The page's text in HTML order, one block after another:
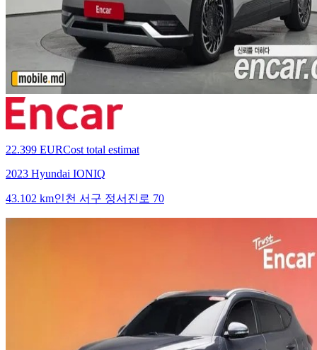
22.399 EURCost total estimat
2023 Hyundai IONIQ
43.102 km인천 서구 정서진로 70